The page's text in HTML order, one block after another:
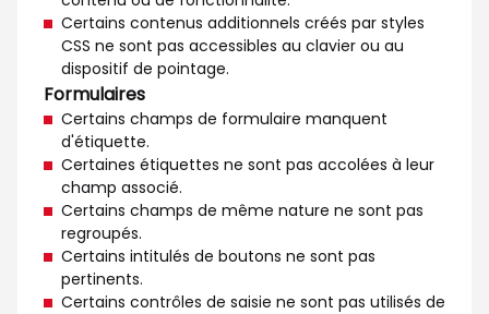
Certains contenus additionnels créés par styles
CSS ne sont pas accessibles au clavier ou au
dispositif de pointage.
Formulaires
Certains champs de formulaire manquent
d'étiquette.
Certaines étiquettes ne sont pas accolées à leur
champ associé.
Certains champs de même nature ne sont pas
regroupés.
Certains intitulés de boutons ne sont pas
pertinents.
Certains contrôles de saisie ne sont pas utilisés de